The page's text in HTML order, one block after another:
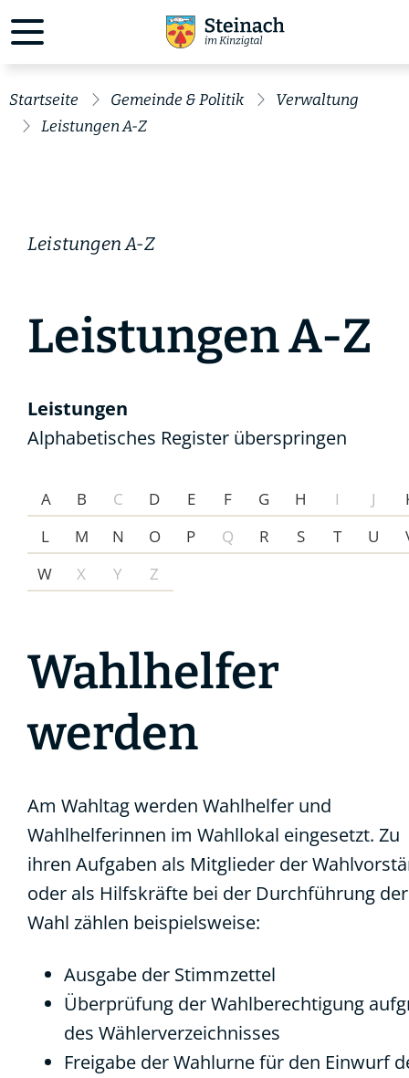
Startseite Gemeinde & Politik
Verwaltung
Leistungen A-Z
Leistungen A-Z
Leistungen A-Z
Leistungen
Alphabetisches Register überspringen
A B C D E F G H I J
L
M N O P Q R S T U
W
X Y Z
Wahlhelfer
werden
Am Wahltag werden Wahlhelfer und
Wahlhelferinnen im Wahllokal eingesetzt. Zu
ihren Aufgaben als Mitglieder der
oder als Hilfskräfte bei der Durchführung der
Wahl zählen beispielsweise:
Ausgabe der Stimmzettel
Überprüfung der Wahlberechtigung
des Wählerverzeichnisses
Freigabe der Wahlurne für den Einwurf